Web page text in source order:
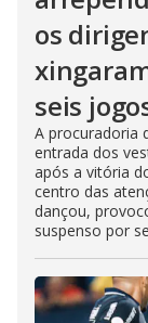
os
seis
A procuradoria
entrada dos
após a vitória
centro das
dançou,
suspenso por